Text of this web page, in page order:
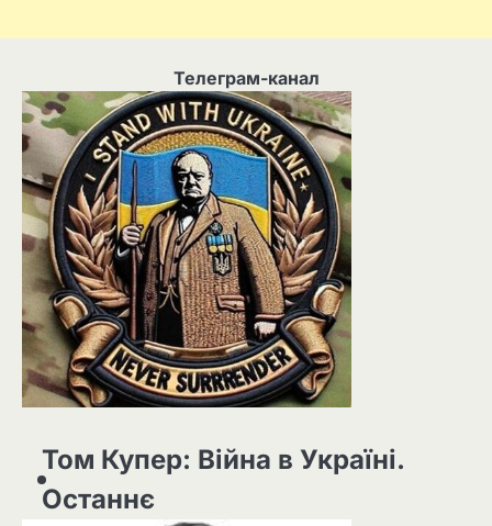
Телеграм-канал
Том Купер: Війна в Україні.
Останнє